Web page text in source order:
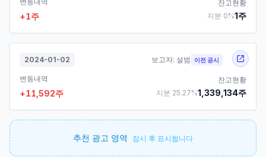
+1주
잔고현황
지분 0%1주
2024-01-02 보고자: 설범 이전 공시
변동내역
+11,592주
잔고현황
지분 25.27%1,339,134주
추천 광고 영역 잠시 후 표시됩니다